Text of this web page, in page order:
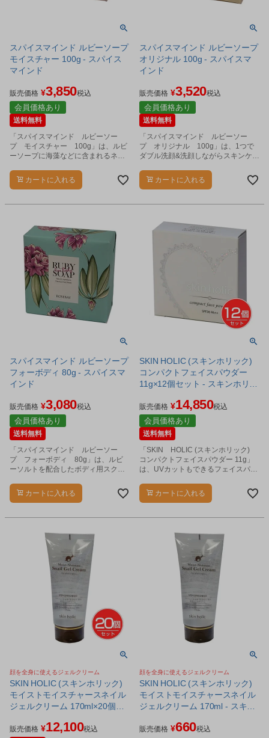
スパイスマインド ルビーソープ
モイスチャー 100g - スパイス
マインド
販売価格 ¥3,850税込
会員価格あり
送料無料
「スパイスマインド ルビーソー
プ モイスチャー 100g」は、ルビ
ーソープに海藻などに含まれるネバ
物繊維）を配合した石鹸です。
カートに入れる
スパイスマインド ルビーソープ
オリジナル 100g - スパイスマ
インド
販売価格 ¥3,520税込
会員価格あり
送料無料
「スパイスマインド ルビーソー
プ オリジナル 100g」は、1つで
ダブル洗顔&洗顔しながらスキンケア
カートに入れる
スパイスマインド ルビーソープ
フォーボディ 80g - スパイスマ
インド
販売価格 ¥3,080税込
会員価格あり
送料無料
「スパイスマインド ルビーソー
プ フォーボディ 80g」は、ルビ
ーソルトを配合したボディ用スクラ
カートに入れる
SKIN HOLIC (スキンホリック)
コンパクトフェイスパウダー
11g×12個セット - スキンホリッ
販売価格 ¥14,850税込
会員価格あり
送料無料
「SKIN HOLIC (スキンホリック)
コンパクトフェイスパウダー 11g」
は、UVカットもできるフェイスパウ
カートに入れる
顔を全身に使えるジェルクリーム
SKIN HOLIC (スキンホリック)
モイストモイスチャースネイル
ジェルクリーム 170ml×20個セ
[skinholic]
販売価格 ¥12,100税込
顔を全身に使えるジェルクリーム
SKIN HOLIC (スキンホリック)
モイストモイスチャースネイル
ジェルクリーム 170ml - スキン
販売価格 ¥660税込